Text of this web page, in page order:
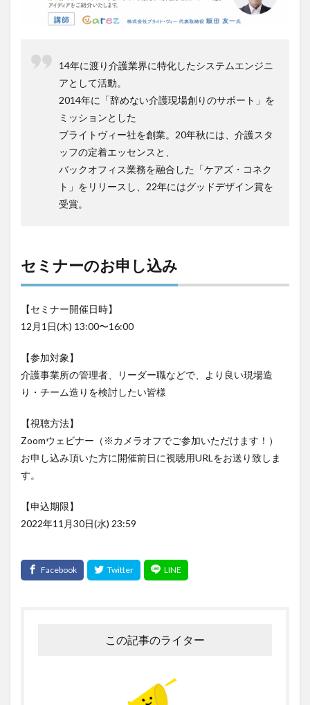
14年に渡り介護業界に特化したシステムエンジニ
アとして活動。
2014年に「辞めない介護現場創りのサポート」を
ミッションとした
ブライトヴィー社を創業。20年秋には、介護スタ
ッフの定着エッセンスと、
バックオフィス業務を融合した「ケアズ・コネク
ト」をリリースし、22年にはグッドデザイン賞を
受賞。
セミナーのお申し込み
【セミナー開催日時】
12月1日(木) 13:00〜16:00
【参加対象】
介護事業所の管理者、リーダー職などで、より良い現場造
り・チーム造りを検討したい皆様
【視聴方法】
Zoomウェビナー（※カメラオフでご参加いただけます！）
お申し込み頂いた方に開催前日に視聴用URLをお送り致しま
す。
【申込期限】
2022年11月30日(水) 23:59
この記事のライター